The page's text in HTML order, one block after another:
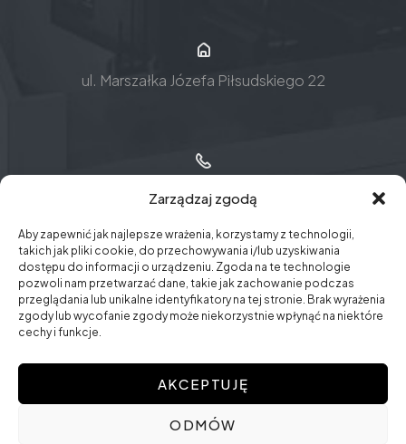
Zarządzaj zgodą
Aby zapewnić jak najlepsze wrażenia, korzystamy z technologii,
takich jak pliki cookie, do przechowywania i/lub uzyskiwania
dostępu do informacji o urządzeniu. Zgoda na te technologie
pozwoli nam przetwarzać dane, takie jak zachowanie podczas
przeglądania lub unikalne identyfikatory na tej stronie. Brak wyrażenia
zgody lub wycofanie zgody może niekorzystnie wpłynąć na niektóre
cechy i funkcje.
AKCEPTUJĘ
ODMÓW
ul. Marszałka Józefa Piłsudskiego 22
+48 12 30 72 777
wieliczka@sotar.com.pl​